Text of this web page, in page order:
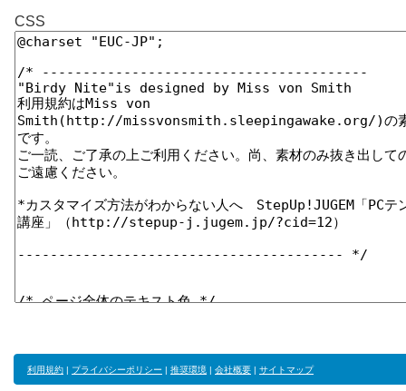
CSS
利用規約 | プライバシーポリシー | 推奨環境 | 会社概要 | サイトマップ